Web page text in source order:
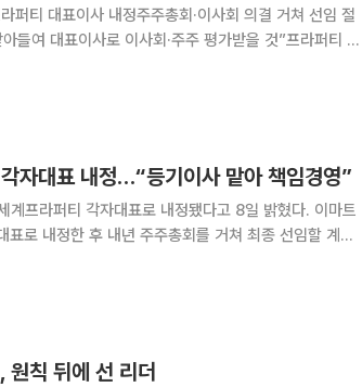
퍼티 대표이사 내정주주총회·이사회 의결 거쳐 선임 절
들여 대표이사로 이사회·주주 평가받을 것”프라퍼티 각
세계그룹 회장이 그룹 핵
자대표 내정…“등기이사 맡아 책임경영”
라퍼티 각자대표로 내정됐다고 8일 밝혔다. 이마트
로 내정한 후 내년 주주총회를 거쳐 최종 선임할 계획
정이다. 이후 다시 이사회를
칙 뒤에 선 리더